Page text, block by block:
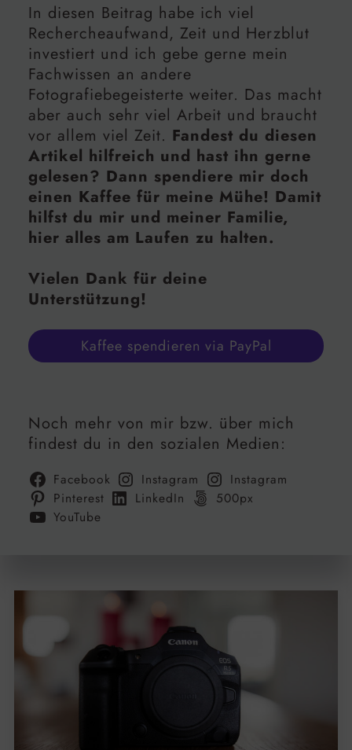
In diesen Beitrag habe ich viel
Rechercheaufwand, Zeit und Herzblut
investiert und ich gebe gerne mein
Fachwissen an andere
Fotografiebegeisterte weiter. Das macht
aber auch sehr viel Arbeit und braucht
vor allem viel Zeit. Fandest du diesen
Artikel hilfreich und hast ihn gerne
gelesen? Dann spendiere mir doch
einen Kaffee für meine Mühe! Damit
hilfst du mir und meiner Familie,
hier alles am Laufen zu halten.
Vielen Dank für deine
Unterstützung!
Kaffee spendieren via PayPal
Noch mehr von mir bzw. über mich
findest du in den sozialen Medien:
Facebook Instagram
Instagram
Pinterest
LinkedIn
500px
YouTube